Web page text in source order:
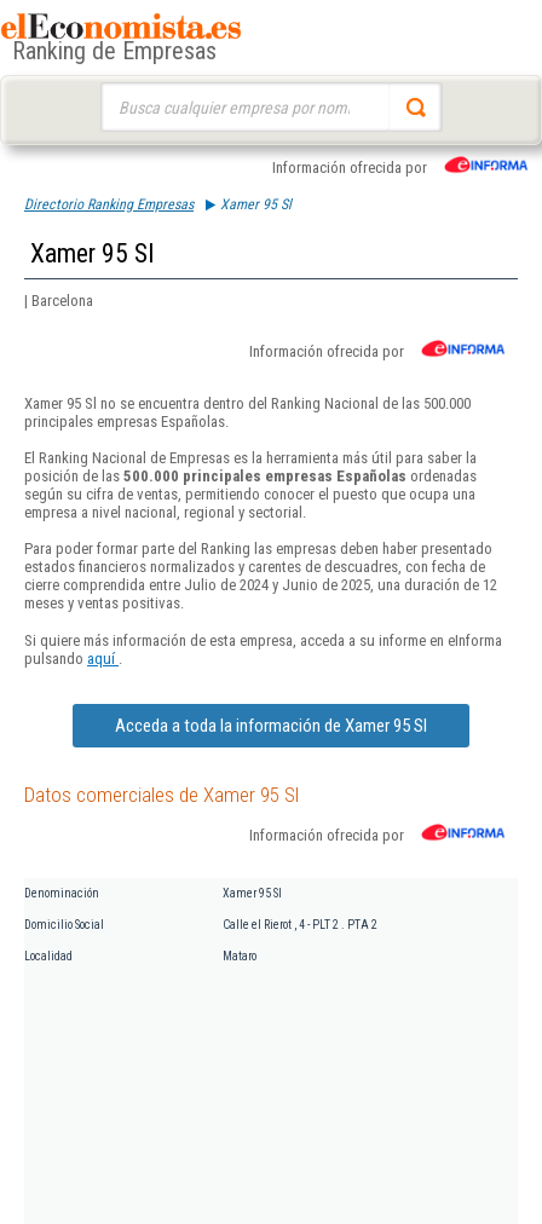
Ranking de Empresas
Información ofrecida por
Directorio Ranking Empresas Xamer 95 Sl
Xamer 95 Sl
| Barcelona
Información ofrecida por
Xamer 95 Sl no se encuentra dentro del Ranking Nacional de las 500.000
principales empresas Españolas.
El Ranking Nacional de Empresas es la herramienta más útil para saber la
posición de las 500.000 principales empresas Españolas ordenadas
según su cifra de ventas, permitiendo conocer el puesto que ocupa una
empresa a nivel nacional, regional y sectorial.
Para poder formar parte del Ranking las empresas deben haber presentado
estados financieros normalizados y carentes de descuadres, con fecha de
cierre comprendida entre Julio de 2024 y Junio de 2025, una duración de 12
meses y ventas positivas.
Si quiere más información de esta empresa, acceda a su informe en eInforma
pulsando aquí
Acceda a toda la información de Xamer 95 Sl
Datos comerciales de Xamer 95 Sl
Información ofrecida por
Denominación Xamer 95 Sl
Domicilio Social Calle el Rierot , 4 - PLT 2 . PTA 2
Localidad Mataro